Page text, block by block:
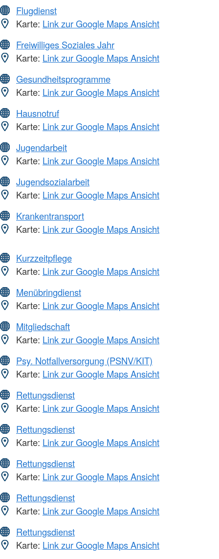
Flugdienst
Karte: Link zur Google Maps Ansicht
Freiwilliges Soziales Jahr
Karte: Link zur Google Maps Ansicht
Gesundheitsprogramme
Karte: Link zur Google Maps Ansicht
Hausnotruf
Karte: Link zur Google Maps Ansicht
Jugendarbeit
Karte: Link zur Google Maps Ansicht
Jugendsozialarbeit
Karte: Link zur Google Maps Ansicht
Krankentransport
Karte: Link zur Google Maps Ansicht
Kurzzeitpflege
Karte: Link zur Google Maps Ansicht
Menübringdienst
Karte: Link zur Google Maps Ansicht
Mitgliedschaft
Karte: Link zur Google Maps Ansicht
Psy. Notfallversorgung (PSNV/KIT)
Karte: Link zur Google Maps Ansicht
Rettungsdienst
Karte: Link zur Google Maps Ansicht
Rettungsdienst
Karte: Link zur Google Maps Ansicht
Rettungsdienst
Karte: Link zur Google Maps Ansicht
Rettungsdienst
Karte: Link zur Google Maps Ansicht
Rettungsdienst
Karte: Link zur Google Maps Ansicht